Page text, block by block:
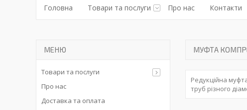
Головна Товари та послуги Про нас Контакти
МУФТА
Редукційна
труб різного
Товари та послуги
Про нас
Доставка та оплата